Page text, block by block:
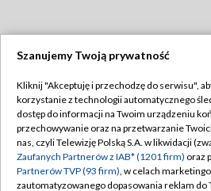
TVP
Abonament TVP
Emisja w TVP
Centrum informacji TVP
Regulamin
Polityka
Moje
Szanujemy Twoją prywatność
Kliknij "Akceptuję i przechodzę do serwisu",
korzystanie z technologii automatycznego
dostęp do informacji na Twoim urządzeniu
przechowywanie oraz na przetwarzanie
nas, czyli Telewizję Polską S.A. w likwidacji
Zaufanych Partnerów z IAB* (1201 firm) oraz
Partnerów TVP (93 firm), w celach
zautomatyzowanego dopasowania reklam do